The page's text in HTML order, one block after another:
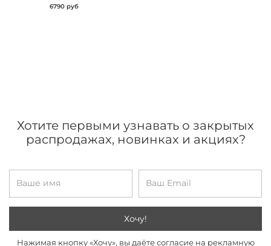
6790 руб
Хотите первыми узнавать о закрытых
распродажах, новинках и акциях?
Хочу!
Нажимая кнопку «Хочу», вы даёте согласие на рекламную